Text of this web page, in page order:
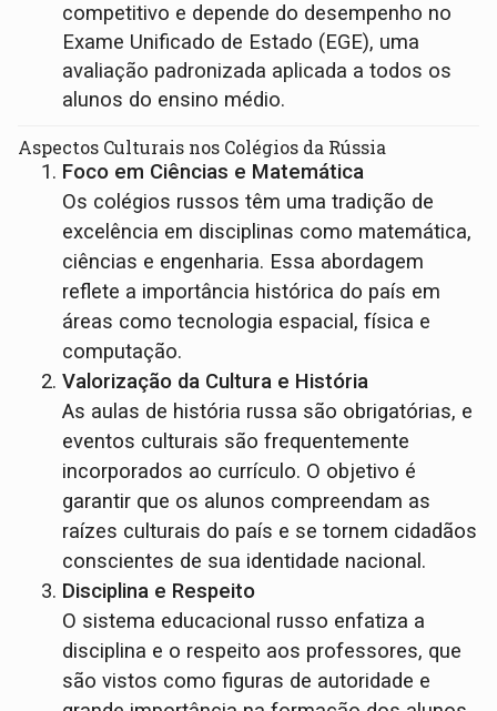
competitivo e depende do desempenho no
Exame Unificado de Estado (EGE), uma
avaliação padronizada aplicada a todos os
alunos do ensino médio.
Aspectos Culturais nos Colégios da Rússia
Foco em Ciências e Matemática
Os colégios russos têm uma tradição de
excelência em disciplinas como matemática,
ciências e engenharia. Essa abordagem
reflete a importância histórica do país em
áreas como tecnologia espacial, física e
computação.
Valorização da Cultura e História
As aulas de história russa são obrigatórias, e
eventos culturais são frequentemente
incorporados ao currículo. O objetivo é
garantir que os alunos compreendam as
raízes culturais do país e se tornem cidadãos
conscientes de sua identidade nacional.
Disciplina e Respeito
O sistema educacional russo enfatiza a
disciplina e o respeito aos professores, que
são vistos como figuras de autoridade e